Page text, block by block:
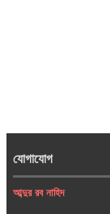
যোগাযোগ
আব্দুর রব নাহিদ